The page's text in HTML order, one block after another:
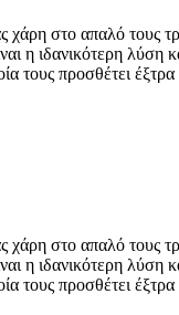
στο απαλό τους
η ιδανικότερη λύση
τους προσθέτει
στο απαλό τους
η ιδανικότερη λύση
τους προσθέτει